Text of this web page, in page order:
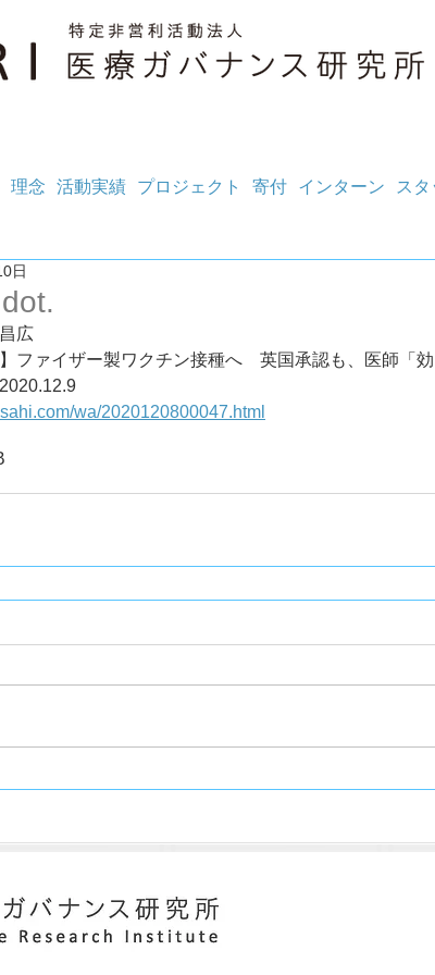
理念 活動実績 プロジェクト 寄付 インターン スタ
日
広
】ファイザー製ワクチン接種へ　英国承認も、医師「
心配」	2020.12.9
wa/2020120800047.html